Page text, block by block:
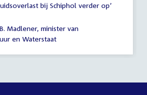
bij Schiphol verder op’
B. Madlener, minister van
en Waterstaat